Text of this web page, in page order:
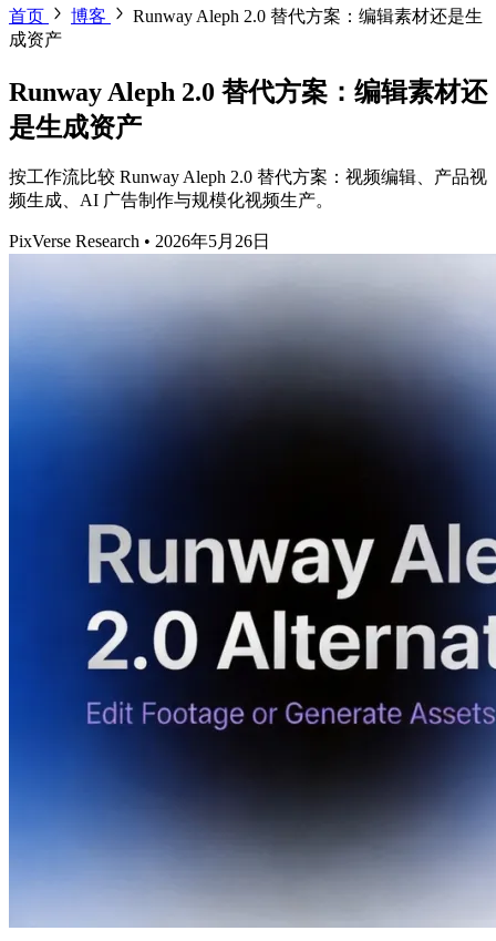
首页 博客
Runway Aleph 2.0 替代方案：编辑素材还是生
成资产
Runway Aleph 2.0 替代方案：编辑素材还
是生成资产
按工作流比较 Runway Aleph 2.0 替代方案：视频编辑、产品视
频生成、AI 广告制作与规模化视频生产。
PixVerse Research • 2026年5月26日